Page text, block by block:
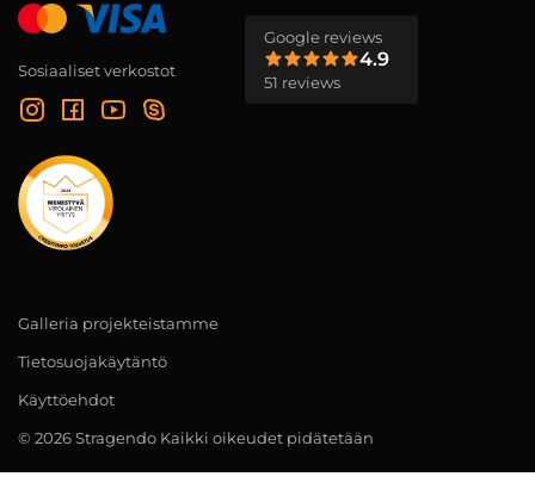
Sosiaaliset verkostot
Google reviews
4.9
51 reviews
Galleria projekteistamme
Tietosuojakäytäntö
Käyttöehdot
© 2026 Stragendo Kaikki oikeudet pidätetään